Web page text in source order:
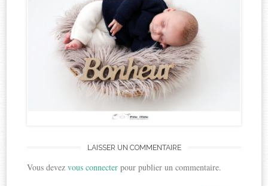
LAISSER UN COMMENTAIRE
Vous devezvous connecter pour publier un commentaire.